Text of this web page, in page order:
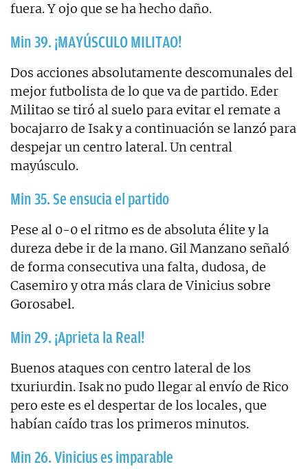
fuera. Y ojo que se ha hecho daño.
Min 39. ¡MAYÚSCULO MILITAO!
Dos acciones absolutamente descomunales del
mejor futbolista de lo que va de partido. Eder
Militao se tiró al suelo para evitar el remate a
bocajarro de Isak y a continuación se lanzó para
despejar un centro lateral. Un central
mayúsculo.
Min 35. Se ensucia el partido
Pese al 0-0 el ritmo es de absoluta élite y la
dureza debe ir de la mano. Gil Manzano señaló
de forma consecutiva una falta, dudosa, de
Casemiro y otra más clara de Vinicius sobre
Gorosabel.
Min 29. ¡Aprieta la Real!
Buenos ataques con centro lateral de los
txuriurdin. Isak no pudo llegar al envío de Rico
pero este es el despertar de los locales, que
habían caído tras los primeros minutos.
Min 26. Vinicius es imparable